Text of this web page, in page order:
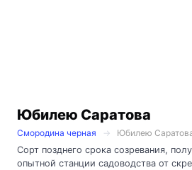
Юбилею Саратова
Смородина черная
Юбилею
Сорт позднего срока созревания,
опытной станции садоводства от